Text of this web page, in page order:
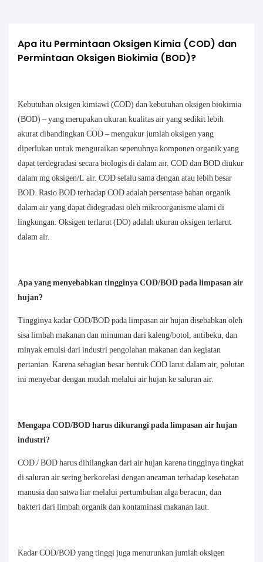
Apa itu Permintaan Oksigen Kimia (COD) dan
Permintaan Oksigen Biokimia (BOD)?
Kebutuhan oksigen kimiawi (COD) dan kebutuhan oksigen biokimia
(BOD) – yang merupakan ukuran kualitas air yang sedikit lebih
akurat dibandingkan COD – mengukur jumlah oksigen yang
diperlukan untuk menguraikan sepenuhnya komponen organik yang
dapat terdegradasi secara biologis di dalam air. COD dan BOD diukur
dalam mg oksigen/L air. COD selalu sama dengan atau lebih besar
BOD. Rasio BOD terhadap COD adalah persentase bahan organik
dalam air yang dapat didegradasi oleh mikroorganisme alami di
lingkungan. Oksigen terlarut (DO) adalah ukuran oksigen terlarut
dalam air.
Apa yang menyebabkan tingginya COD/BOD pada limpasan air
hujan?
Tingginya kadar COD/BOD pada limpasan air hujan disebabkan oleh
sisa limbah makanan dan minuman dari kaleng/botol, antibeku, dan
minyak emulsi dari industri pengolahan makanan dan kegiatan
pertanian. Karena sebagian besar bentuk COD larut dalam air, polutan
ini menyebar dengan mudah melalui air hujan ke saluran air.
Mengapa COD/BOD harus dikurangi pada limpasan air hujan
industri?
COD / BOD harus dihilangkan dari air hujan karena tingginya tingkat
di saluran air sering berkorelasi dengan ancaman terhadap kesehatan
manusia dan satwa liar melalui pertumbuhan alga beracun, dan
bakteri dari limbah organik dan kontaminasi makanan laut.
Kadar COD/BOD yang tinggi juga menurunkan jumlah oksigen